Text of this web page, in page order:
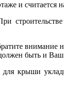
и
внимание
быть и
крыши